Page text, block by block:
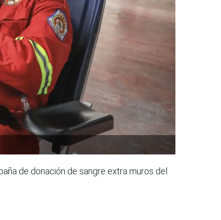
de donación de sangre extra muros del